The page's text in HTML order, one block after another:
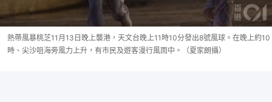
熱帶風暴桃芝11月13日晚上襲港，天文台晚上11時10分發出8號風球。在晚上約10
時、尖沙咀海旁風力上升，有市民及遊客漫行風雨中。（夏家朗攝）